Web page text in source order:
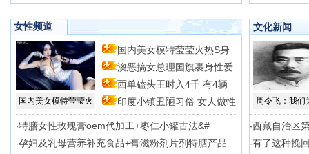
女性频道
国内美女模特莹莹火
国内美女模特莹莹火热S身
型 澳恶搞女总理国旗裹身性爱
场 西单磕头王时入4千 有4辆
印度小镇丑陋习俗 女人做性
·特膳女性玫瑰膏oem代加工+枣仁小罐古法&#
·孕妇及乳母营养补充食品+膏滋粉剂片剂特膳产品
文化新闻
周令飞：我们
·西藏自治区
·有了这种挽